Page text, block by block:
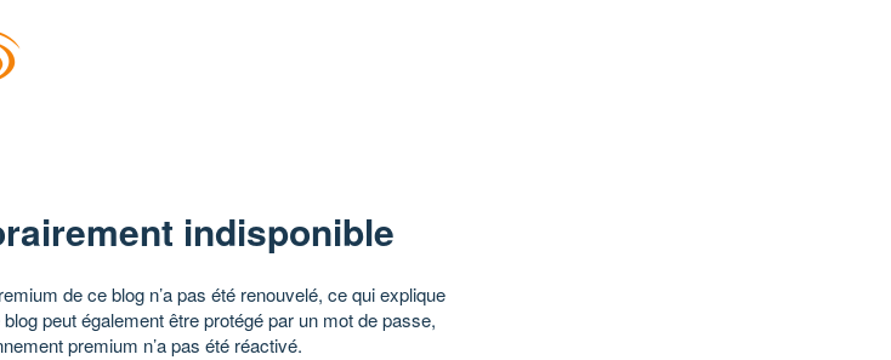
indisponible
de ce blog n’a pas été renouvelé, ce qui explique
peut également être protégé par un mot de passe,
premium n’a pas été réactivé.